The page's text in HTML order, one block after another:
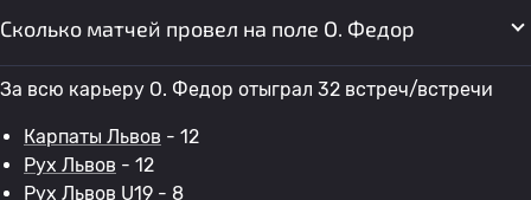
Сколько матчей провел на поле O. Федор
За всю карьеру O. Федор отыграл 32 встреч/встречи
Карпаты Львов - 12
Рух Львов - 12
Рух Львов U19 - 8